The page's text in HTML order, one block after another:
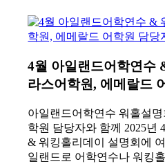
4월 아일랜드어학연수
라스어학원, 에메랄드
아일랜드어학연수 워홀설
학원 담당자와 함께 2025년
& 워킹홀리데이 설명회에
일랜드로 어학연수나 워킹